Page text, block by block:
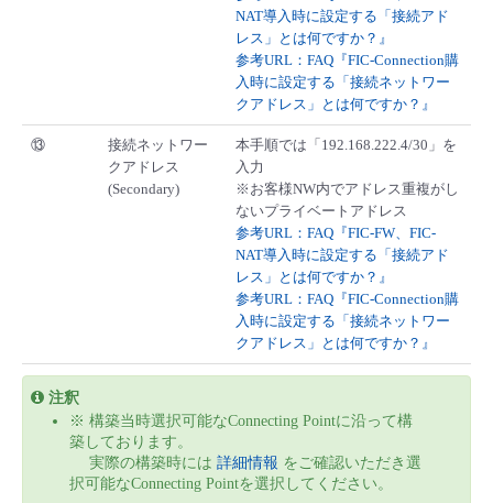
NAT導入時に設定する「接続アド
レス」とは何ですか？』
参考URL：FAQ『FIC-Connection購
入時に設定する「接続ネットワー
クアドレス」とは何ですか？』
⑬
接続ネットワー
クアドレス
(Secondary)
本手順では「192.168.222.4/30」を
入力
※お客様NW内でアドレス重複がし
ないプライベートアドレス
参考URL：FAQ『FIC-FW、FIC-
NAT導入時に設定する「接続アド
レス」とは何ですか？』
参考URL：FAQ『FIC-Connection購
入時に設定する「接続ネットワー
クアドレス」とは何ですか？』
注釈
※ 構築当時選択可能なConnecting Pointに沿って構
築しております。
実際の構築時には 詳細情報 をご確認いただき選
択可能なConnecting Pointを選択してください。